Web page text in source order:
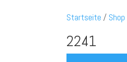
Startseite / Shop
2241